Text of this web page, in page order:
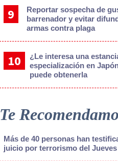
Reportar sospecha de
barrenador y evitar
armas contra plaga
¿Le interesa una
especialización en
puede obtenerla
Te
Más de 40 personas han
juicio por terrorismo del